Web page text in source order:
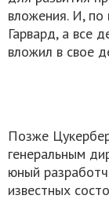
вложения. И, по
Гарвард, а все
вложил в свое
Позже
генеральным
юный
известных